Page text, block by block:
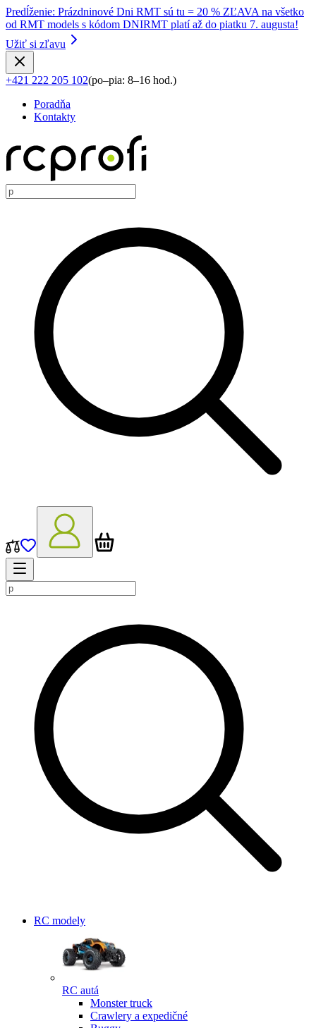
Predĺženie: Prázdninové Dni RMT sú tu = 20 % ZĽAVA na všetko
od RMT models s kódom DNIRMT platí až do piatku 7. augusta!
Užiť si zľavu
+421 222 205 102(po–pia: 8–16 hod.)
Poradňa
Kontakty
RC modely
RC autá
Monster truck
Crawlery a expedičné